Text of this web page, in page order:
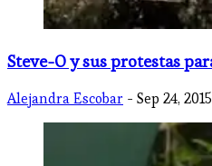
​Steve-O y sus protestas
Alejandra Escobar - Sep 24, 2015